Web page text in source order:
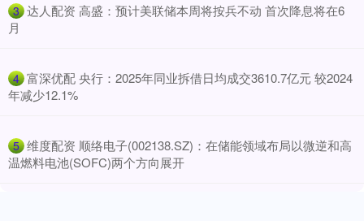
3 ​达人配资 高盛：预计美联储本周将按兵不动 首次降息将在6
月
4 ​富深优配 央行：2025年同业拆借日均成交3610.7亿元 较2024
年减少12.1%
5 ​维度配资 顺络电子(002138.SZ)：在储能领域布局以微逆和高
温燃料电池(SOFC)两个方向展开